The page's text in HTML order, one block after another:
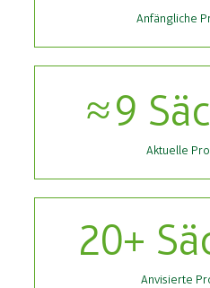
Anfängliche
9
Aktuelle
20+
Anvisierte